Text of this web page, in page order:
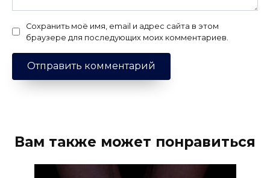
Сохранить моё имя, email и адрес сайта в этом
браузере для последующих моих комментариев.
Вам также может понравиться